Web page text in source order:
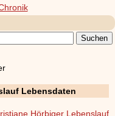
Lebensdaten